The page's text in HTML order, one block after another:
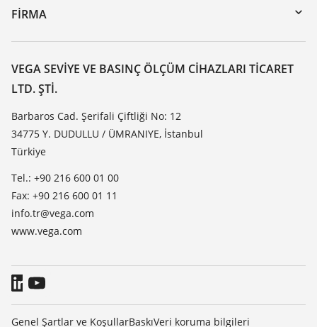
DTM Collection/PACTware
Seminerler
Dirençlilik listesi
Dielektrisite listesi
TeamViewer
FIRMA
VEGA hakkında
Iletisim
Haber makaleleri
Basin
Blog
VEGA SEVIYE VE BASINÇ ÖLÇÜM CIHAZLARI TICARET
LTD. ŞTI.
Barbaros Cad. Şerifali Çiftliği No: 12
34775 Y. DUDULLU / ÜMRANIYE, İstanbul
Türkiye
Tel.: +90 216 600 01 00
Fax: +90 216 600 01 11
info.tr@vega.com
www.vega.com
Genel Şartlar ve KoşullarBaskıVeri koruma bilgileri